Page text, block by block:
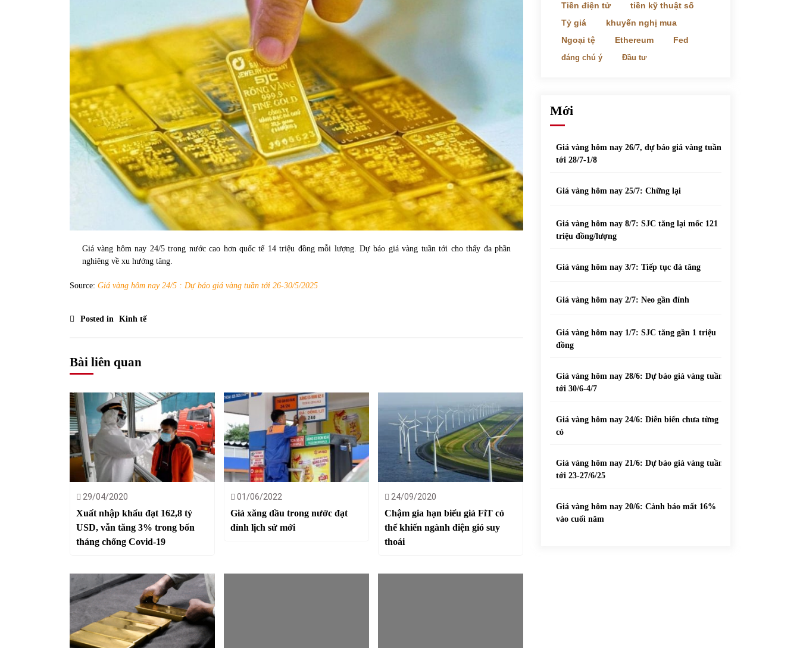
31/05/2022
phiếu nổi bật
Phân tích giá tiền điện tử sau ngày thị
trường lập kỷ lục vốn hóa
09/11/2021
phiếu nổi bật
13/10/2021
13/10/2021
Giá vàng hôm nay 24/5 trong nước cao hơn quốc tế 14 triệu đồng mỗi lượng. Dự báo giá vàng tuần tới cho thấy đa phần
nghiêng về xu hướng tăng.
Source: Giá vàng hôm nay 24/5 : Dự báo giá vàng tuần tới 26-30/5/2025
Posted in Kinh tế
Bài liên quan
29/04/2020
Xuất nhập khẩu đạt 162,8 tỷ
USD, vẫn tăng 3% trong bốn
tháng chống Covid-19
01/06/2022
Giá xăng dầu trong nước đạt
đỉnh lịch sử mới
24/09/2020
Chậm gia hạn biểu giá FiT có
thể khiến ngành điện gió suy
thoái
Tiền điện tử
tiền kỹ thuật số
Tỷ giá
khuyến nghị mua
Ngoại tệ
Ethereum
Fed
đáng chú ý
Đầu tư
Mới
Giá vàng hôm nay 26/7, dự báo giá vàng tuần
tới 28/7-1/8
Giá vàng hôm nay 25/7: Chững lại
Giá vàng hôm nay 8/7: SJC tăng lại mốc 121
triệu đồng/lượng
Giá vàng hôm nay 3/7: Tiếp tục đà tăng
Giá vàng hôm nay 2/7: Neo gần đỉnh
Giá vàng hôm nay 1/7: SJC tăng gần 1 triệu
đồng
Giá vàng hôm nay 28/6: Dự báo giá vàng tuần
tới 30/6-4/7
Giá vàng hôm nay 24/6: Diễn biến chưa từng
có
Giá vàng hôm nay 21/6: Dự báo giá vàng tuần
tới 23-27/6/25
Giá vàng hôm nay 20/6: Cảnh báo mất 16%
vào cuối năm